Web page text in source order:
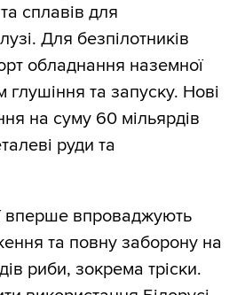
сплавів для
Для безпілотників
обладнання наземної
глушіння та запуску. Нові
на суму 60 мільярдів
руди та
вперше впроваджують
та повну заборону на
риби, зокрема тріски.